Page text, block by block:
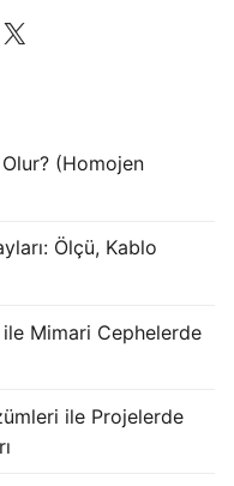
LED
LED
LED
(Homojen
Ölçü, Kablo
ile Mimari Cephelerde
ile Projelerde